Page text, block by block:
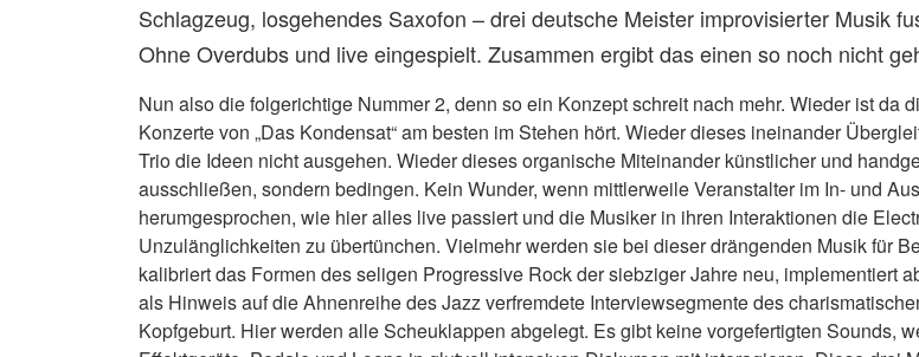
Schlagzeug, losgehendes Saxofon – drei deutsche Meister improvisierter Musik
Ohne Overdubs und live eingespielt. Zusammen ergibt das einen so noch nicht
Nun also die folgerichtige Nummer 2, denn so ein Konzept schreit nach mehr. Wieder ist da
Konzerte von „Das Kondensat“ am besten im Stehen hört. Wieder dieses ineinander
Trio die Ideen nicht ausgehen. Wieder dieses organische Miteinander künstlicher und
ausschließen, sondern bedingen. Kein Wunder, wenn mittlerweile Veranstalter im In- und
herumgesprochen, wie hier alles live passiert und die Musiker in ihren Interaktionen die
Unzulänglichkeiten zu übertünchen. Vielmehr werden sie bei dieser drängenden Musik für
kalibriert das Formen des seligen Progressive Rock der siebziger Jahre neu, implementiert
als Hinweis auf die Ahnenreihe des Jazz verfremdete Interviewsegmente des
Kopfgeburt. Hier werden alle Scheuklappen abgelegt. Es gibt keine vorgefertigten Sounds,